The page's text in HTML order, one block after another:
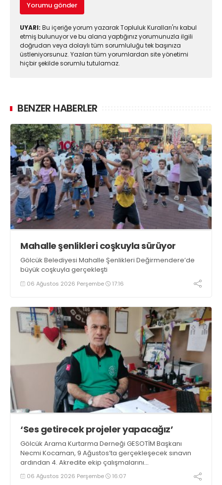
Yorumu gönder
UYARI: Bu içeriğe yorum yazarak Topluluk Kuralları'nı kabul
etmiş bulunuyor ve bu alana yaptığınız yorumunuzla ilgili
doğrudan veya dolaylı tüm sorumluluğu tek başınıza
üstleniyorsunuz. Yazılan tüm yorumlardan site yönetimi
hiçbir şekilde sorumlu tutulamaz.
BENZER HABERLER
Mahalle şenlikleri coşkuyla sürüyor
Gölcük Belediyesi Mahalle Şenlikleri Değirmendere’de
büyük coşkuyla gerçekleşti
06 Ağustos 2026 Perşembe 17:16
‘Ses getirecek projeler yapacağız’
Gölcük Arama Kurtarma Derneği GESOTİM Başkanı
Necmi Kocaman, 9 Ağustos’ta gerçekleşecek sınavın
ardından 4. Akredite ekip çalışmalarını
tamamlayacaklarını ifade ederek açıklamalarda
bulundu. Kocaman, “Gölcük’te ve Kocaeli genelinde ses
06 Ağustos 2026 Perşembe 16:07